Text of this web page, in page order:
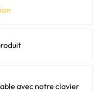
avec notre clavier